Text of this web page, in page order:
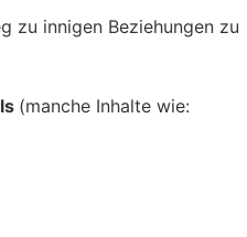
zu innigen Beziehungen zu
(manche Inhalte wie: